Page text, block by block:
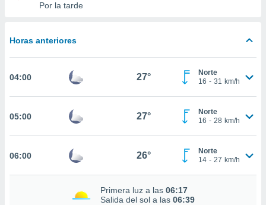
la
ACEPTAR
Por la tarde
Horas anteriores
04:00 27°
Norte
16 - 31 km/h
05:00 27°
Norte
16 - 28 km/h
06:00 26°
Norte
14 - 27 km/h
Primera luz a las 06:17
Salida del sol a las 06:39